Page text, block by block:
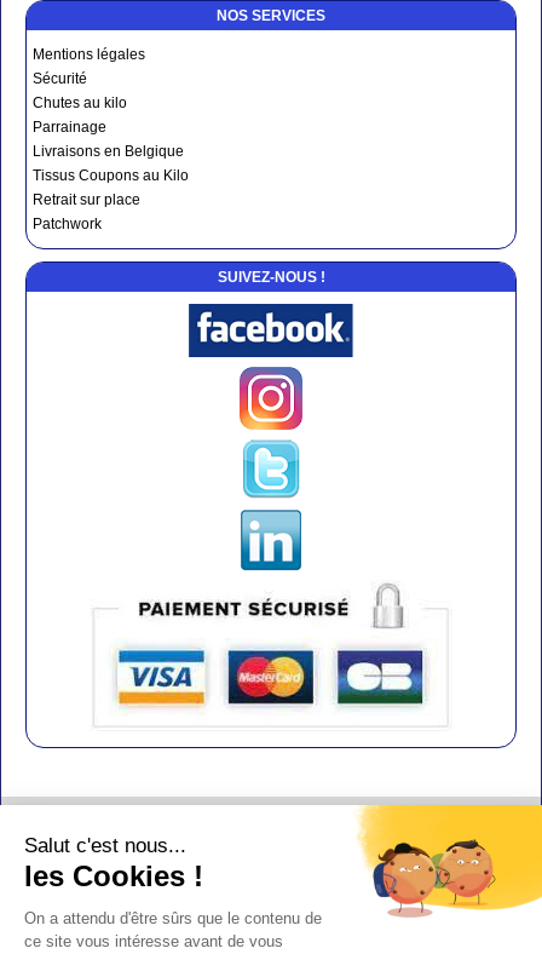
NOS SERVICES
Mentions légales
Sécurité
Chutes au kilo
Parrainage
Livraisons en Belgique
Tissus Coupons au Kilo
Retrait sur place
Patchwork
SUIVEZ-NOUS !
Salut c'est nous...
les Cookies !
On a attendu d'être sûrs que le contenu de
ce site vous intéresse avant de vous